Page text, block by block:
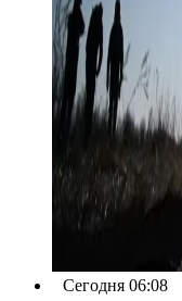
Сегодня 06:08